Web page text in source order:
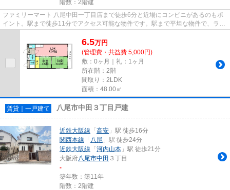
階数：2階建
ファミリーマート 八尾中田一丁目店まで徒歩6分と近場にコンビニがあるのもポ
イント。駅まで徒歩11分でアクセス可能な物件です。駅まで平坦な物件で、ラク
に駅まで移動することができ...
6.5万円
(管理費・共益費 5,000円)
敷：0ヶ月｜礼：1ヶ月
所在階：2階
間取り：2LDK
面積：48.00㎡
賃貸｜一戸建て 八尾市中田３丁目戸建
近鉄大阪線 「高安 」駅 徒歩16分
関西本線 「 八尾 」駅 徒歩24分
近鉄大阪線 「河内山本 」駅 徒歩21分
大阪府八尾市中田 ３丁目
-
築年数：築11年
階数：2階建